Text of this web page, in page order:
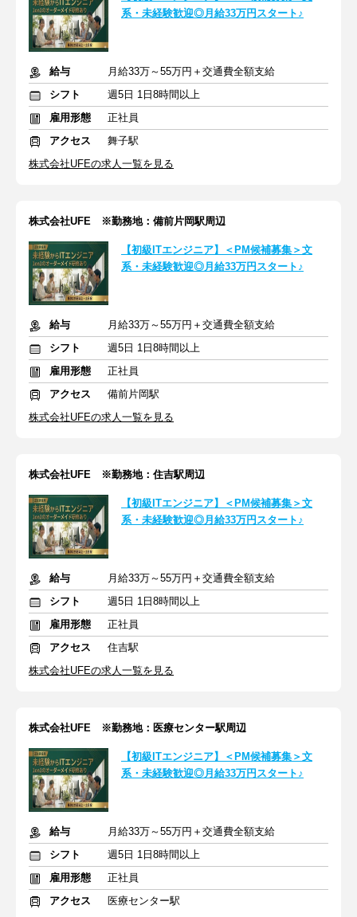
系・未経験歓迎◎月給33万円スタート♪
給与
月給33万～55万円＋交通費全額支給
シフト
週5日 1日8時間以上
雇用形態
正社員
アクセス
舞子駅
株式会社UFEの求人一覧を見る
株式会社UFE ※勤務地：備前片岡駅周辺
【初級ITエンジニア】＜PM候補募集＞文
系・未経験歓迎◎月給33万円スタート♪
給与
月給33万～55万円＋交通費全額支給
シフト
週5日 1日8時間以上
雇用形態
正社員
アクセス
備前片岡駅
株式会社UFEの求人一覧を見る
株式会社UFE ※勤務地：住吉駅周辺
【初級ITエンジニア】＜PM候補募集＞文
系・未経験歓迎◎月給33万円スタート♪
給与
月給33万～55万円＋交通費全額支給
シフト
週5日 1日8時間以上
雇用形態
正社員
アクセス
住吉駅
株式会社UFEの求人一覧を見る
株式会社UFE ※勤務地：医療センター駅周辺
【初級ITエンジニア】＜PM候補募集＞文
系・未経験歓迎◎月給33万円スタート♪
給与
月給33万～55万円＋交通費全額支給
シフト
週5日 1日8時間以上
雇用形態
正社員
アクセス
医療センター駅